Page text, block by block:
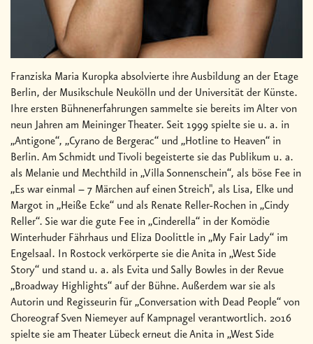
Franziska Maria Kuropka absolvierte ihre Ausbildung an der Etage
Berlin, der Musikschule Neukölln und der Universität der Künste.
Ihre ersten Bühnenerfahrungen sammelte sie bereits im Alter von
neun Jahren am Meininger Theater. Seit 1999 spielte sie u. a. in
„Antigone“, „Cyrano de Bergerac“ und „Hotline to Heaven“ in
Berlin. Am Schmidt und Tivoli begeisterte sie das Publikum u. a.
als Melanie und Mechthild in „Villa Sonnenschein“, als böse Fee in
„Es war einmal – 7 Märchen auf einen Streich", als Lisa, Elke und
Margot in „Heiße Ecke“ und als Renate Reller-Rochen in „Cindy
Reller“. Sie war die gute Fee in „Cinderella“ in der Komödie
Winterhuder Fährhaus und Eliza Doolittle in „My Fair Lady“ im
Engelsaal. In Rostock verkörperte sie die Anita in „West Side
Story“ und stand u. a. als Evita und Sally Bowles in der Revue
„Broadway Highlights“ auf der Bühne. Außerdem war sie als
Autorin und Regisseurin für „Conversation with Dead People“ von
Choreograf Sven Niemeyer auf Kampnagel verantwortlich. 2016
spielte sie am Theater Lübeck erneut die Anita in „West Side